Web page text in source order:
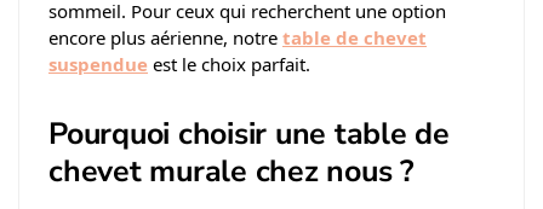
sommeil. Pour ceux qui recherchent une option
encore plus aérienne, notre table de chevet
suspendue est le choix parfait.
Pourquoi choisir une table de
chevet murale chez nous ?